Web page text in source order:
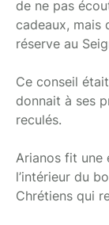
de ne pas
cadeaux, mais
réserve au
Ce conseil
donnait à ses
reculés.
Arianos fit une
l’intérieur du
Chrétiens qui